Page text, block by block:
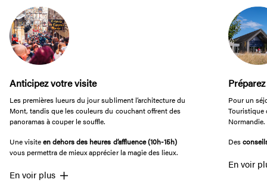
Anticipez votre visite
Les premières lueurs du jour subliment l’architecture du
Mont, tandis que les couleurs du couchant offrent des
panoramas à couper le souffle.
Une visiteen dehors des heures d’affluence (10h-15h)
vous permettra de mieux apprécier la magie des lieux.
En voir plus
Pour un
Touristique
Normandie.
Des
En voir